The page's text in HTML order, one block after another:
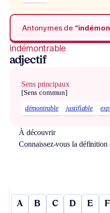
Antonymes de
indémontrable
adjectif
Sens principaux
[Sens commun]
démontrable justifiable
À découvrir
Connaissez-vous la
A B C D E F